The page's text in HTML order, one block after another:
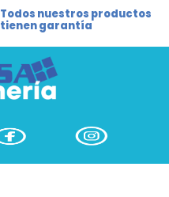
Todos nuestros productos
tienen garantía